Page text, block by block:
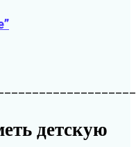
детскую